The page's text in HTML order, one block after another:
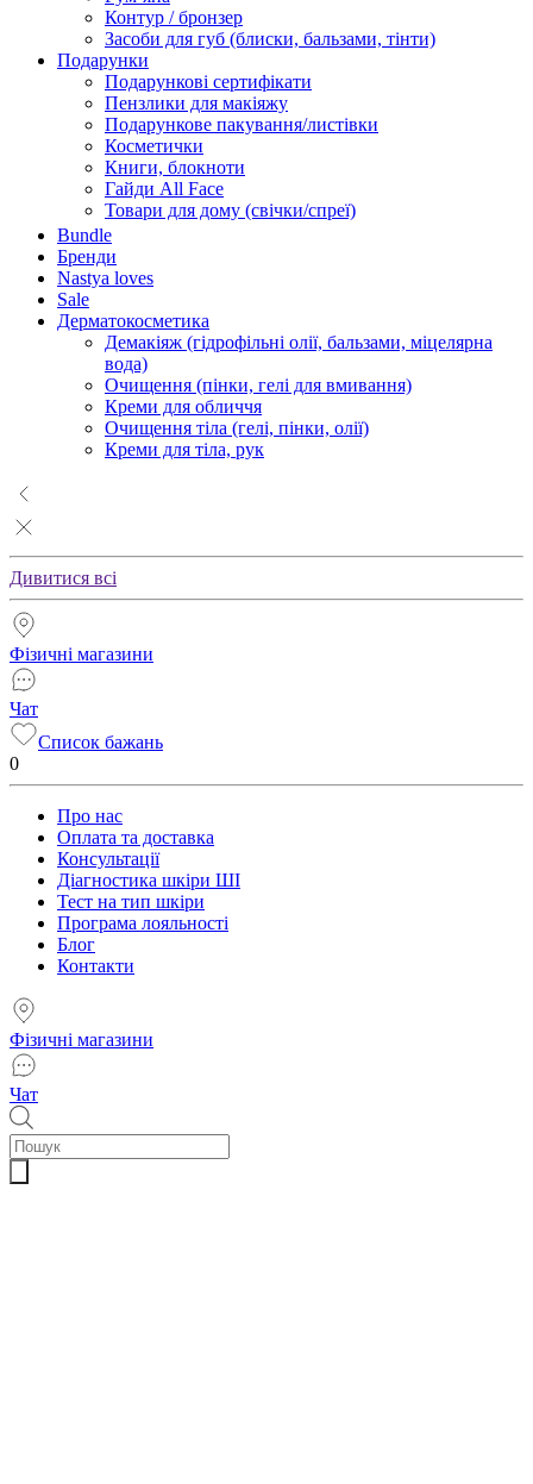
Контур / бронзер
Засоби для губ (блиски, бальзами, тінти)
Подарунки
Подарункові сертифікати
Пензлики для макіяжу
Подарункове пакування/листівки
Косметички
Книги, блокноти
Гайди All Face
Товари для дому (свічки/спреї)
Bundle
Бренди
Nastya loves
Sale
Дерматокосметика
Демакіяж (гідрофільні олії, бальзами, міцелярна
вода)
Очищення (пінки, гелі для вмивання)
Креми для обличчя
Очищення тіла (гелі, пінки, олії)
Креми для тіла, рук
Дивитися всі
Фізичні магазини
Чат
Список бажань
0
Про нас
Оплата та доставка
Консультації
Діагностика шкіри ШІ
Тест на тип шкіри
Програма лояльності
Блог
Контакти
Фізичні магазини
Чат
Пошук
товарів